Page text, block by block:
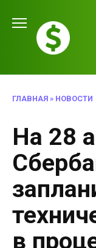
содержанию
ГЛАВНАЯ » НОВОСТИ
На 28
в